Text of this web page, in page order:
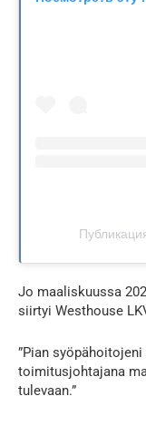
Jo maaliskuussa
siirtyi Westhouse
”Pian
toimitusjohtajana
tulevaan.”